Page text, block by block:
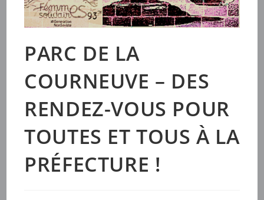
PARC DE LA
COURNEUVE – DES
RENDEZ-VOUS POUR
TOUTES ET TOUS À LA
PRÉFECTURE !